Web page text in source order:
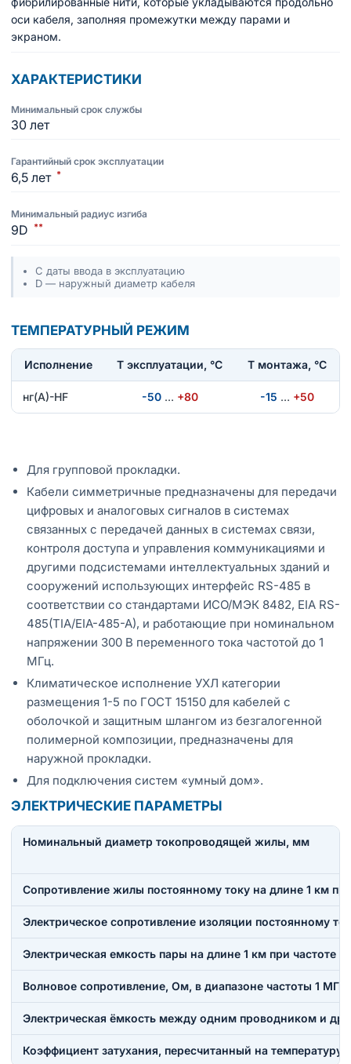
оси кабеля, заполняя промежутки между парами и
экраном.
ХАРАКТЕРИСТИКИ
Минимальный срок службы
30 лет
Гарантийный срок эксплуатации
6,5 лет *
Минимальный радиус изгиба
9D **
С даты ввода в эксплуатацию
D — наружный диаметр кабеля
ТЕМПЕРАТУРНЫЙ РЕЖИМ
Исполнение T эксплуатации, °С Т монтажа, °С
нг(А)-HF -50 … +80 -15 … +50
Для групповой прокладки.
Кабели симметричные предназначены для передачи
цифровых и аналоговых сигналов в системах
связанных с передачей данных в системах связи,
контроля доступа и управления коммуникациями и
другими подсистемами интеллектуальных зданий и
сооружений использующих интерфейс RS-485 в
соответствии со стандартами ИСО/МЭК 8482, EIA RS-
485(TIA/EIA-485-A), и работающие при номинальном
напряжении 300 В переменного тока частотой до 1
МГц.
Климатическое исполнение УХЛ категории
размещения 1-5 по ГОСТ 15150 для кабелей с
оболочкой и защитным шлангом из безгалогенной
полимерной композиции, предназначены для
наружной прокладки.
Для подключения систем «умный дом».
ЭЛЕКТРИЧЕСКИЕ ПАРАМЕТРЫ
Номинальный диаметр токопроводящей жилы, мм
Сопротивление жилы постоянному току на длине 1 км
Электрическое сопротивление изоляции постоянному
Электрическая емкость пары на длине 1 км при частоте
Волновое сопротивление, Ом, в диапазоне частоты 1 МГц
Электрическая ёмкость между одним проводником и
Коэффициент затухания, пересчитанный на температуру